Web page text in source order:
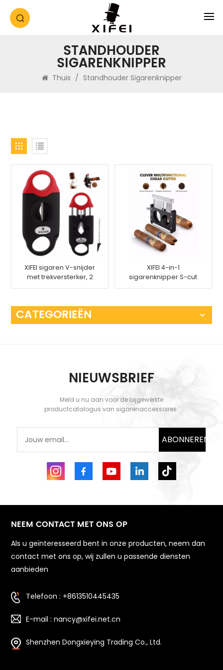
STANDHOUDER
SIGARENKNIPPER
Thuis / Standhouder Sigarenknipper
XIFEI sigaren V-snijder
met trekversterker, 2
sigarenhouders,
sigaren met ringmeter
XIFEI 4-in-1
sigarenknipper S-cut
V-cut punch-cut
CATEGORIEËN
NIEUWSBRIEF
Meld u nu aan voor de bijgewerkte
productcatalogus van sigarenaccessoires.
ABONNEREN
NEEM CONTACT MET ONS OP
Als u geïnteresseerd bent in onze producten, neem dan
contact met ons op, wij zullen u passende diensten
aanbieden
Telefoon : +8613510445435
E-mail : nancy@xifei.net.cn
Shenzhen Dongxieying Trading Co., Ltd.